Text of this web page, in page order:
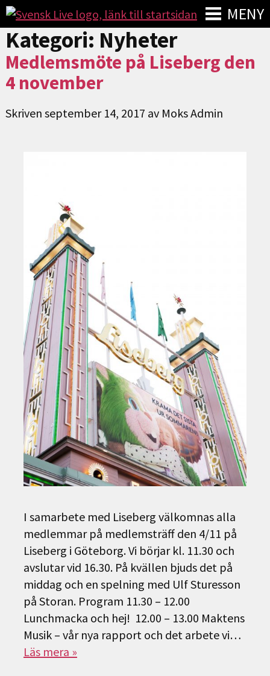
MENY
Kategori: Nyheter
Medlemsmöte på Liseberg den
4 november
Skriven september 14, 2017 av Moks Admin
I samarbete med Liseberg välkomnas alla
medlemmar på medlemsträff den 4/11 på
Liseberg i Göteborg. Vi börjar kl. 11.30 och
avslutar vid 16.30. På kvällen bjuds det på
middag och en spelning med Ulf Sturesson
på Storan. Program 11.30 – 12.00
Lunchmacka och hej! 12.00 – 13.00 Maktens
Musik – vår nya rapport och det arbete vi…
Läs mera »